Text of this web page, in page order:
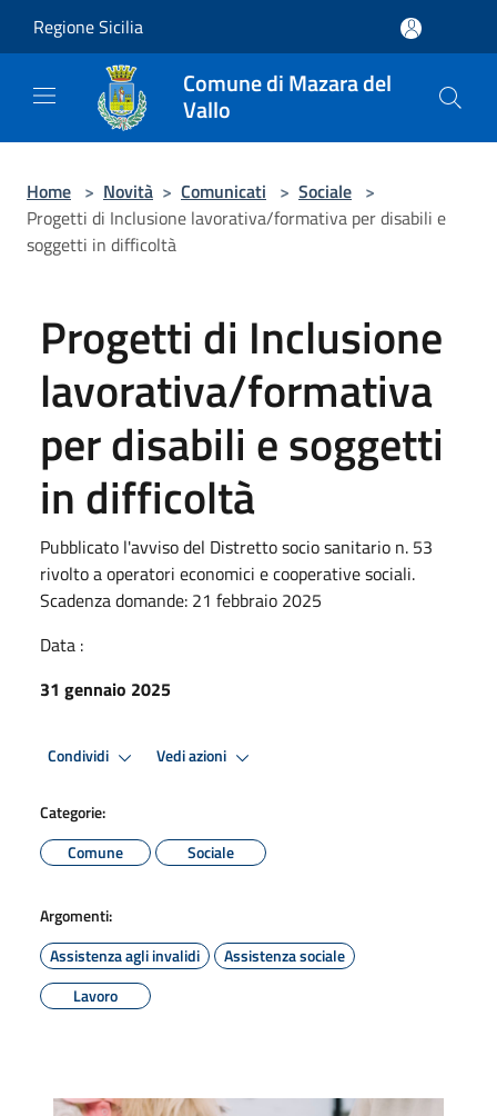
Regione Sicilia
Comune di Mazara del
Vallo
Home > Novità > Comunicati > Sociale >
Progetti di Inclusione lavorativa/formativa per disabili e
soggetti in difficoltà
Progetti di Inclusione
lavorativa/formativa
per disabili e soggetti
in difficoltà
Pubblicato l'avviso del Distretto socio sanitario n. 53
rivolto a operatori economici e cooperative sociali.
Scadenza domande: 21 febbraio 2025
Data :
31 gennaio 2025
Condividi Vedi azioni
Categorie:
Comune
Sociale
Argomenti:
Assistenza agli invalidi
Assistenza sociale
Lavoro